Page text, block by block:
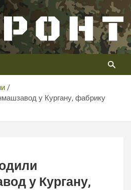
ФРОНТ
у Кургану, фабрику
у Кургану,